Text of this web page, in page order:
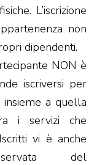
L’iscrizione
non
dipendenti.
NON è
iscriversi per
insieme a quella
i servizi che
vi è anche
del